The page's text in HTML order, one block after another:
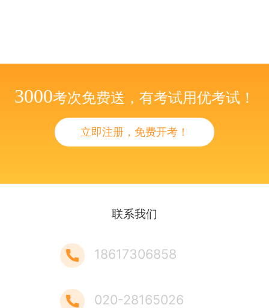
3000考次免费送，有考试用优考试！
立即注册，免费开考！
联系我们
18617306858
020-28165026